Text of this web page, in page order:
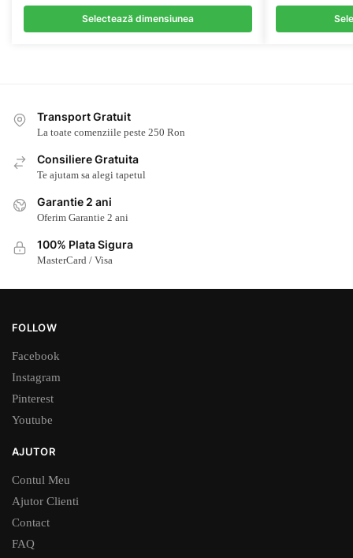
Selectează dimensiunea
Transport Gratuit
La toate comenziile peste 250 Ron
Consiliere Gratuita
Te ajutam sa alegi tapetul
Garantie 2 ani
Oferim Garantie 2 ani
100% Plata Sigura
MasterCard / Visa
FOLLOW
Facebook
Instagram
Pinterest
Youtube
AJUTOR
Contul Meu
Ajutor Clienti
Contact
FAQ